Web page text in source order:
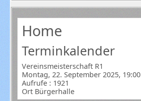
Home
Terminkalender
Vereinsmeisterschaft R1
Montag, 22. September 2025, 19:00
Aufrufe: 1921
Ort Bürgerhalle